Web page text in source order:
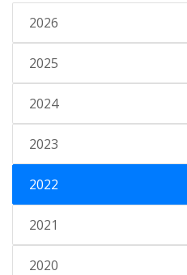
2026
2025
2024
2023
2022
2021
2020